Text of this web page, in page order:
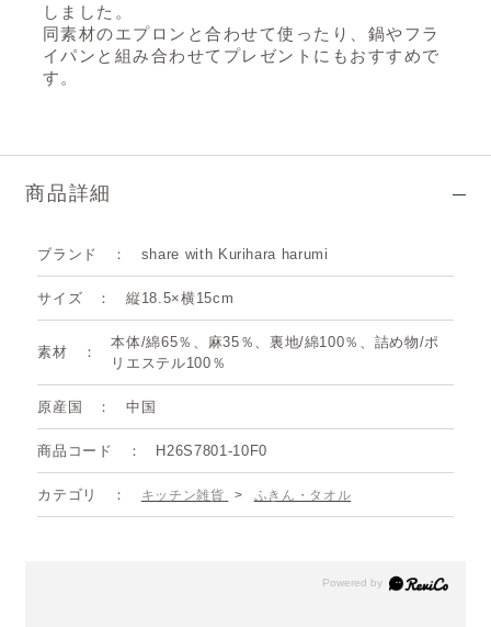
しました。
同素材のエプロンと合わせて使ったり、 鍋やフラ
イパンと組み合わせてプレゼントにもおすすめで
す。
商品詳細
ブランド share with Kurihara harumi
サイズ 縦18.5×横15cm
素材
本体/綿65％、麻35％、裏地/綿100％、詰め物/ポ
リエステル100％
原産国 中国
商品コード H26S7801-10F0
カテゴリ キッチン雑貨 > ふきん・タオル